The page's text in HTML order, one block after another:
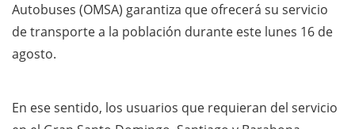
Autobuses (OMSA) garantiza que ofrecerá su servicio
de transporte a la población durante este lunes 16 de
agosto.
En ese sentido, los usuarios que requieran del servicio